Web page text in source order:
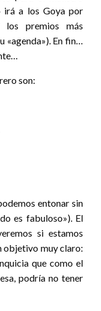
irá a los Goya por
los premios más
«agenda»). En fin…
son:
entonar sin
es fabuloso»). El
si estamos
objetivo muy claro:
que como el
podría no tener